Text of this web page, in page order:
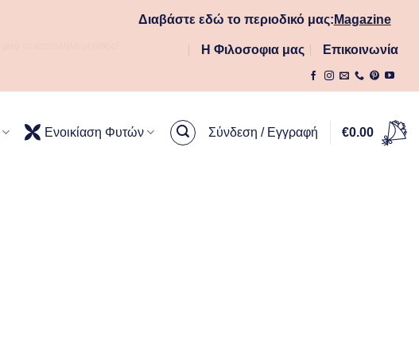
Διαβάστε εδώ το περιοδικό μας: Magazine
Η Φιλοσοφια μας Επικοινωνία
Ενοικίαση Φυτών Σύνδεση / Εγγραφή €0.00